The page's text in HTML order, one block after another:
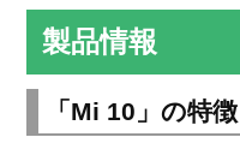
製品情報
「Mi 10」の特徴